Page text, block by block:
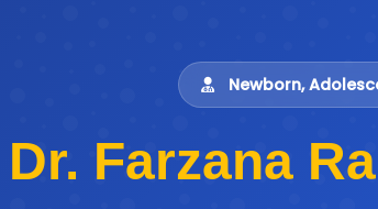
Newborn,
Dr. Farzana